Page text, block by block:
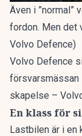
Även i ”normal”
fordon. Men det
Volvo Defence)
Volvo Defence
försvarsmässan
skapelse –
En klass för
Lastbilen är i